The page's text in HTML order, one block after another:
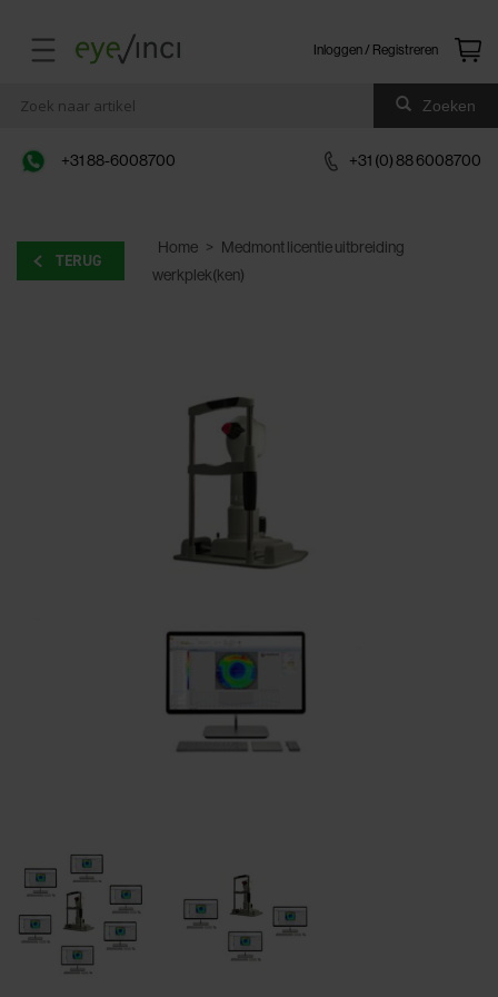
Inloggen / Registreren
Zoeken
+31 88-6008700 +31 (0) 88 6008700
TERUG
Home > Medmont licentie uitbreiding
werkplek(ken)